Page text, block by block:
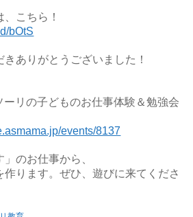
こちら！
bOtS
ありがとうございました！
リの子どものお仕事体験＆勉強会
events/8137
のお仕事から、
作ります。ぜひ、遊びに来てくださ